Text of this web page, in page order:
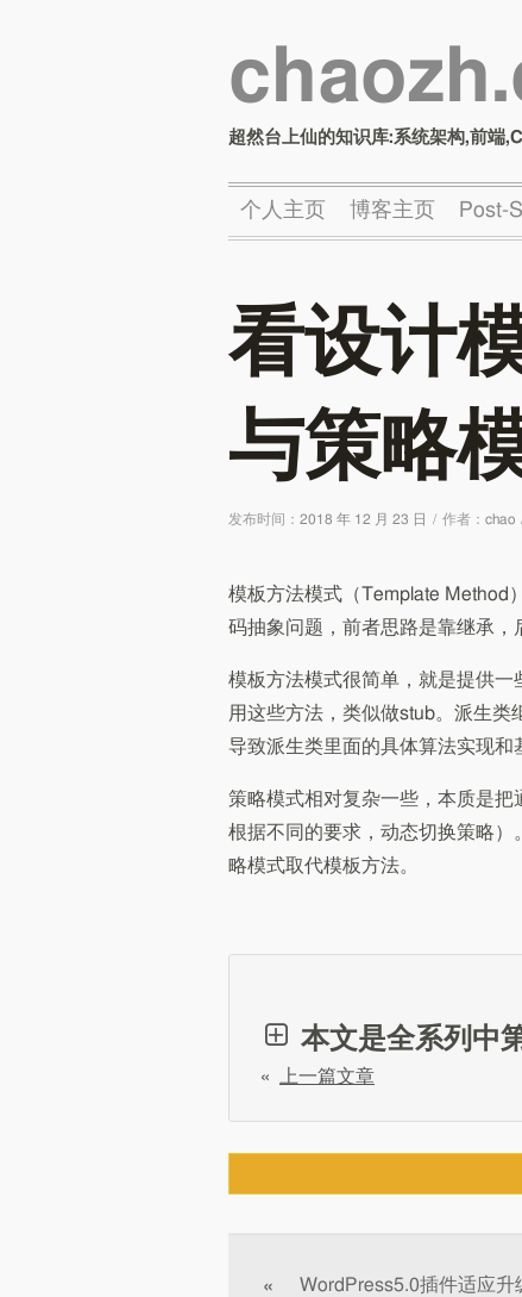
超然台上仙的知识库:系统架构,前端
个人主页 博客主页 Post-
看设计
与策略
发布时间： 2018 年 12 月 23 日 / 作者： chao
模板方法模式（Template Method
码抽象问题，前者思路是靠继承，
模板方法模式很简单，就是提供
用这些方法，类似做stub。派生
导致派生类里面的具体算法实现和
策略模式相对复杂一些，本质是
根据不同的要求，动态切换策略
略模式取代模板方法。
本文是全系列中
« 上一篇文章
« WordPress5.0插件适应升